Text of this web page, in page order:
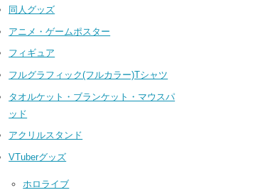
同人グッズ
アニメ・ゲームポスター
フィギュア
フルグラフィック(フルカラー)Tシャツ
タオルケット・ブランケット・マウスパ
ッド
アクリルスタンド
VTuberグッズ
ホロライブ